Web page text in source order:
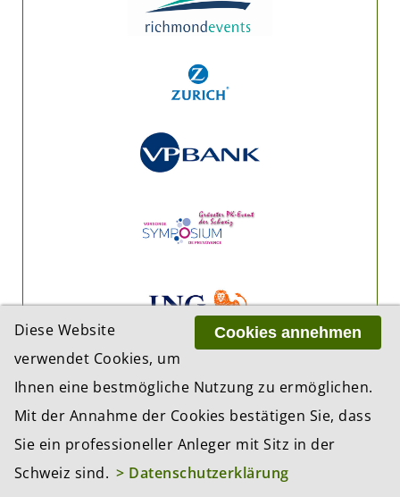
Cookies annehmen
Diese Website
verwendet Cookies, um
Ihnen eine bestmögliche Nutzung zu ermöglichen.
Mit der Annahme der Cookies bestätigen Sie, dass
Sie ein professioneller Anleger mit Sitz in der
Schweiz sind. > Datenschutzerklärung